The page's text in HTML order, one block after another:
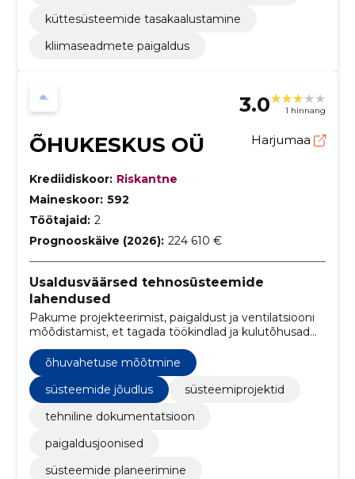
küttesüsteemide tasakaalustamine
kliimaseadmete paigaldus
3.0 1 hinnang
ÕHUKESKUS OÜ Harjumaa
Krediidiskoor: Riskantne
Maineskoor: 592
Töötajaid: 2
Prognooskäive (2026): 224 610 €
Usaldusväärsed tehnosüsteemide
lahendused
Pakume projekteerimist, paigaldust ja ventilatsiooni
mõõdistamist, et tagada töökindlad ja kulutõhusad
hoonelahendused.
õhuvahetuse mõõtmine
süsteemide jõudlus
süsteemiprojektid
tehniline dokumentatsioon
paigaldusjoonised
süsteemide planeerimine